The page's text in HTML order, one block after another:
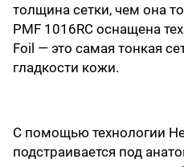
толщина сетки, чем она
PMF 1016RC оснащена
Foil — это самая тонкая
гладкости кожи.
С помощью технологии
подстраивается под